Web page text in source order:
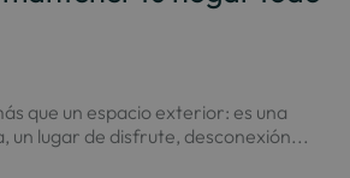
que un espacio exterior: es una
un lugar de disfrute, desconexión...